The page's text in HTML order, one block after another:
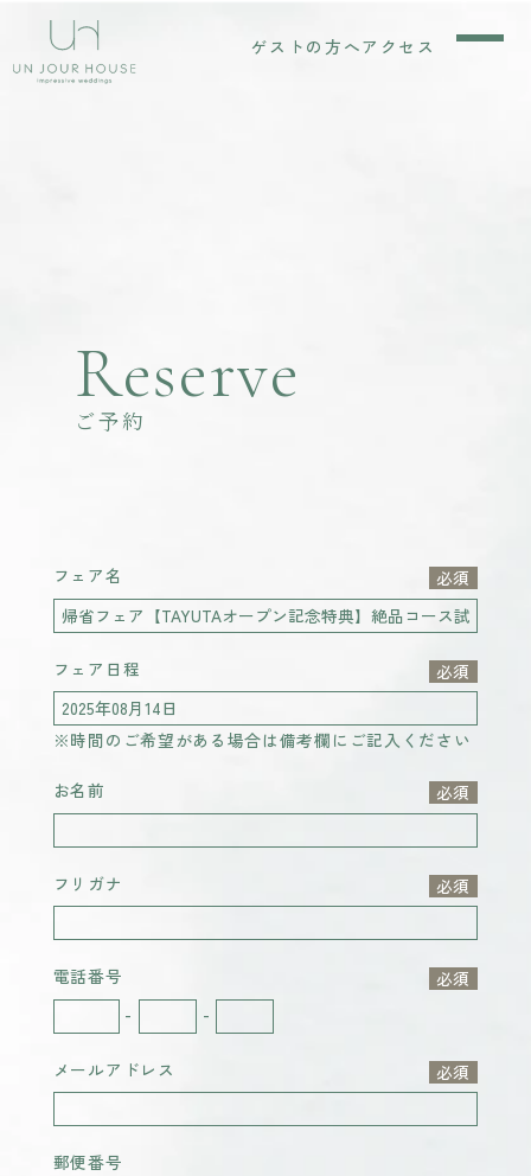
ゲストの方へアクセス
Reserve
ご予約
フェア名
フェア日程
※時間のご希望がある場合は備考欄にご記入ください
お名前
フリガナ
電話番号
-
-
メールアドレス
郵便番号